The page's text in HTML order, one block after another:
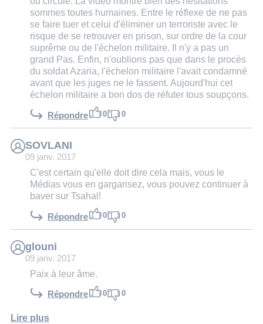
sommes toutes humaines. Entre le réflexe de ne pas
se faire tuer et celui d'éliminer un terroriste avec le
risque de se retrouver en prison, sur ordre de la cour
suprême ou de l'échelon militaire. Il n'y a pas un
grand Pas. Enfin, n'oublions pas que dans le procès
du soldat Azaria, l'échelon militaire l'avait condamné
avant que les juges ne le fassent. Aujourd'hui cet
échelon militaire a bon dos de réfuter tous soupçons.
Répondre 0 0
SOVLANI
09 janv. 2017
C'est certain qu'elle doit dire cela mais, vous le
Médias vous en gargarisez, vous pouvez continuer à
baver sur Tsahal!
Répondre 0 0
glouni
09 janv. 2017
Paix à leur âme.
Répondre 0 0
Lire plus